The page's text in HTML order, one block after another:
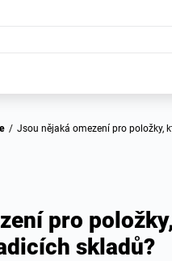
/ Jsou nějaká omezení pro
pro
skladů?